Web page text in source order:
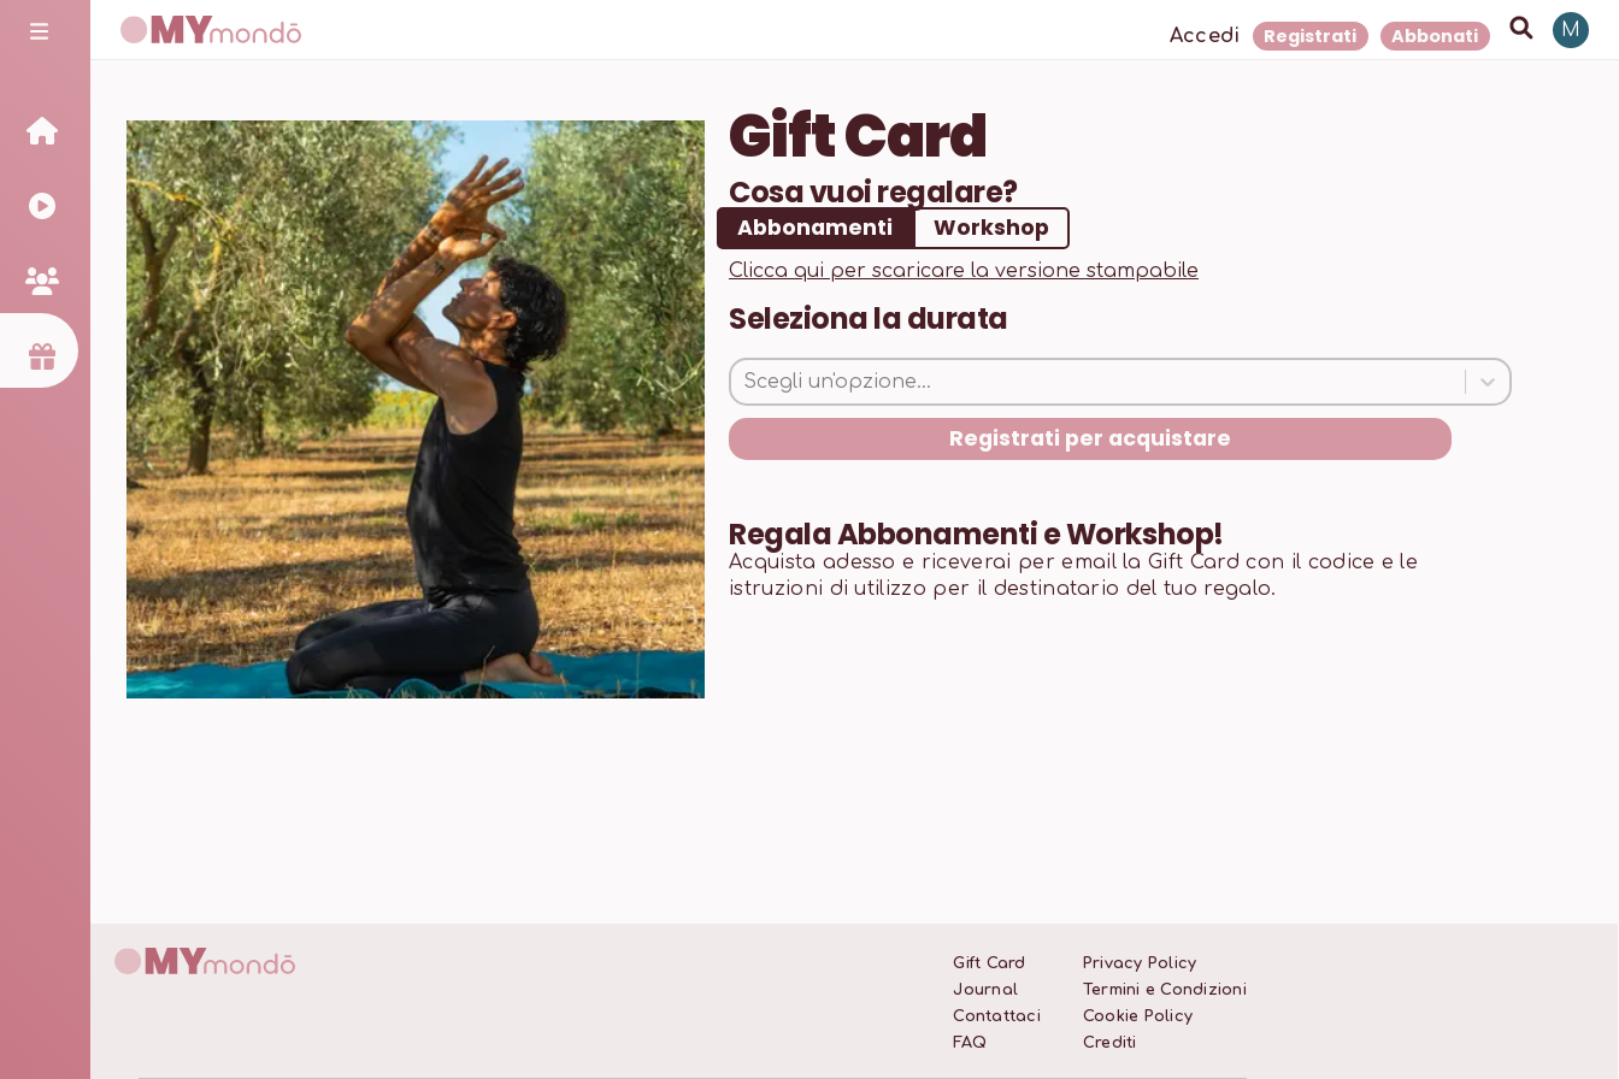
Accedi Registrati Abbonati M
Gift Card
Cosa vuoi regalare?
Abbonamenti Workshop
Clicca qui per scaricare la versione stampabile
Selezionala durata
Scegli un'opzione...
Registrati per acquistare
Regala Abbonamenti e Workshop!
Acquista adesso e riceverai per email la Gift Card con il codice e le
istruzioni di utilizzo per il destinatario del tuo regalo.
Gift Card
Journal
Contattaci
FAQ
Privacy Policy
Termini e Condizioni
Cookie Policy
Crediti